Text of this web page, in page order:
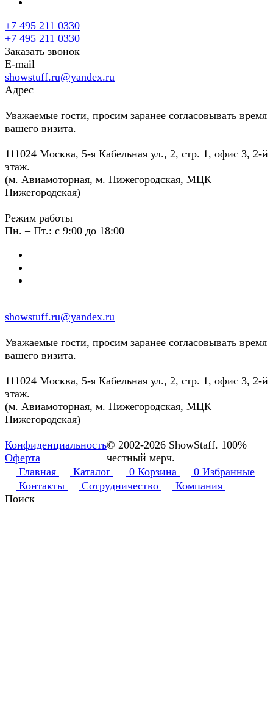
+7 495 211 0330
+7 495 211 0330
Заказать звонок
E-mail
showstuff.ru@yandex.ru
Адрес
Уважаемые гости, просим заранее согласовывать время
вашего визита.
111024 Москва, 5-я Кабельная ул., 2, стр. 1, офис 3, 2-й
этаж.
(м. Авиамоторная, м. Нижегородская, МЦК
Нижегородская)
Режим работы
Пн. – Пт.: с 9:00 до 18:00
showstuff.ru@yandex.ru
Уважаемые гости, просим заранее согласовывать время
вашего визита.
111024 Москва, 5-я Кабельная ул., 2, стр. 1, офис 3, 2-й
этаж.
(м. Авиамоторная, м. Нижегородская, МЦК
Нижегородская)
Конфиденциальность
Оферта
© 2002-2026 ShowStaff. 100%
честный мерч.
Главная
Каталог 0 Корзина 0 Избранные
Контакты
Сотрудничество
Компания
Поиск